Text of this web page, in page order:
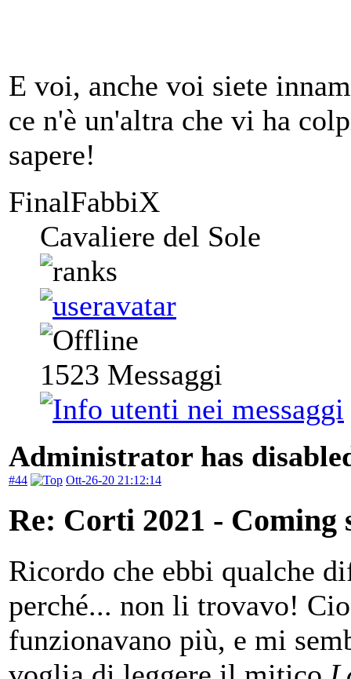
E voi, anche voi siete
ce n'è un'altra che vi ha
sapere!
FinalFabbiX
Cavaliere del Sole
1523 Messaggi
Administrator has
#44 Ott-26-20 21:12:14
Re: Corti 2021 - Coming
Ricordo che ebbi qualche
perché... non li trovavo!
funzionavano più, e mi